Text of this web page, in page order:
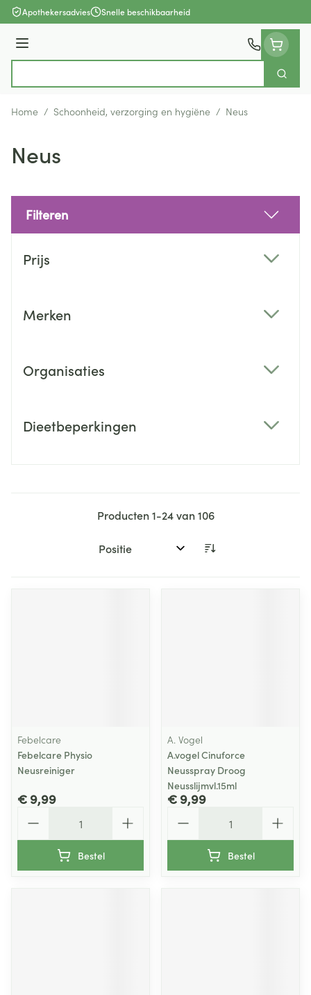
Ga naar de inhoud
Apothekersadvies Snelle beschikbaarheid
Menu
Zoek
Home / Schoonheid, verzorging en hygiëne / Neus
Neus
Filteren
Prijs
Merken
Organisaties
Dieetbeperkingen
Producten1-24van106
Sorteer op:
Febelcare
Febelcare Physio
Neusreiniger
€ 9,99
Bestel
A. Vogel
A.vogel Cinuforce
Neusspray Droog
Neusslijmvl.15ml
€ 9,99
Bestel